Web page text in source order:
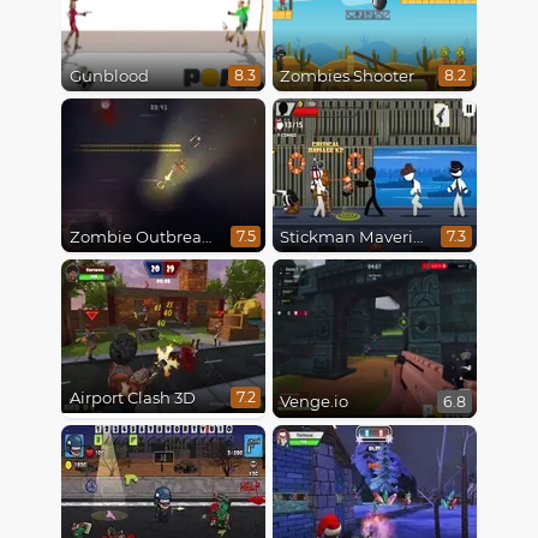
Gunblood 8.3 Zombies Shooter 8.2
7.5 7.3
Airport Clash 3D 7.2 Venge.io 6.8